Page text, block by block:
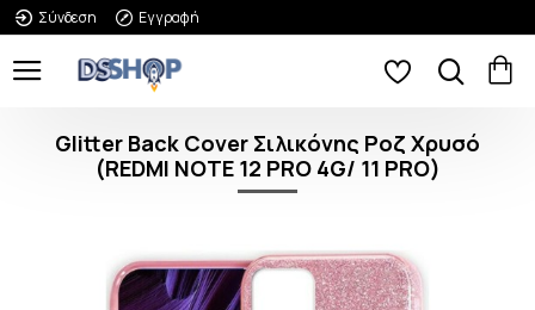
Σύνδεση Εγγραφή
Glitter Back Cover Σιλικόνης Ροζ Χρυσό
(REDMI NOTE 12 PRO 4G/ 11 PRO)